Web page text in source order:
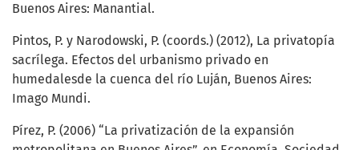
Buenos Aires: Manantial.
Pintos, P. y Narodowski, P. (coords.) (2012), La privatopía
sacrílega. Efectos del urbanismo privado en
humedalesde la cuenca del río Luján, Buenos Aires:
Imago Mundi.
Pírez, P. (2006) “La privatización de la expansión